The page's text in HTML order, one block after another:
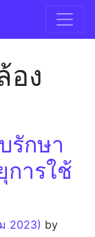
อง
รักษา
การใช้
2023) by